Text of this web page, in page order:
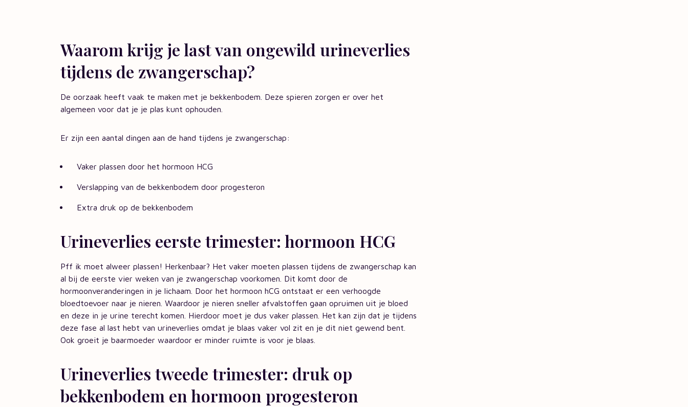
Waarom krijg je last van ongewild urineverlies
tijdens de zwangerschap?
De oorzaak heeft vaak te maken met je bekkenbodem. Deze spieren zorgen er over het
algemeen voor dat je je plas kunt ophouden.
Er zijn een aantal dingen aan de hand tijdens je zwangerschap:
Vaker plassen door het hormoon HCG
Verslapping van de bekkenbodem door progesteron
Extra druk op de bekkenbodem
Urineverlies eerste trimester: hormoon HCG
Pff ik moet alweer plassen! Herkenbaar? Het vaker moeten plassen tijdens de zwangerschap kan
al bij de eerste vier weken van je zwangerschap voorkomen. Dit komt door de
hormoonveranderingen in je lichaam. Door het hormoon hCG ontstaat er een verhoogde
bloedtoevoer naar je nieren. Waardoor je nieren sneller afvalstoffen gaan opruimen uit je bloed
en deze in je urine terecht komen. Hierdoor moet je dus vaker plassen. Het kan zijn dat je tijdens
deze fase al last hebt van urineverlies omdat je blaas vaker vol zit en je dit niet gewend bent.
Ook groeit je baarmoeder waardoor er minder ruimte is voor je blaas.
Urineverlies tweede trimester: druk op
bekkenbodem en hormoon progesteron